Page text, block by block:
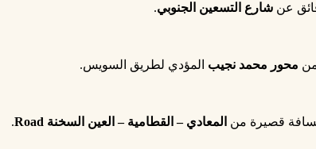
عنشارع التسعين الجنوبي.
محور محمد نجيب المؤدي لطريق السويس.
قصيرة من المعادي – القطامية – العين السخنة Road .